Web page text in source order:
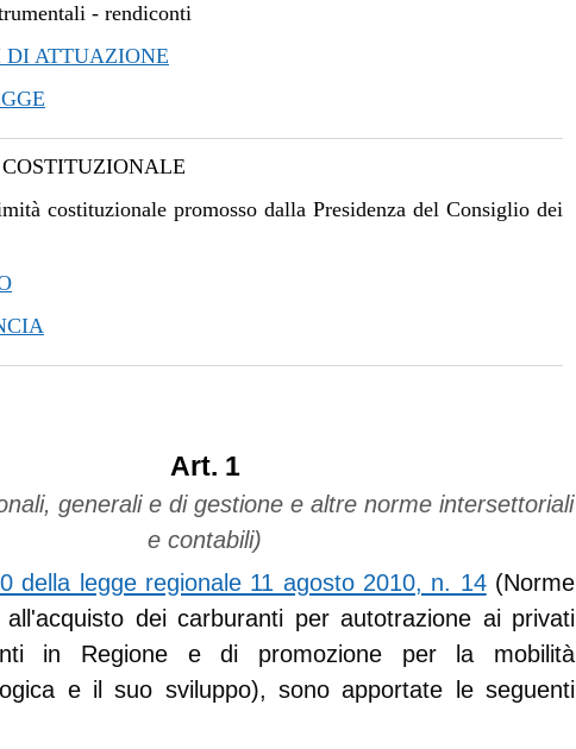
- rendiconti
ATTUAZIONE
costituzionale promosso dalla Presidenza del Consiglio dei
Art. 1
generali e di gestione e altre norme intersettoriali
e contabili)
della legge regionale 11 agosto 2010, n. 14(Norme
dei carburanti per autotrazione ai privati
in Regione e di promozione per la mobilità
e il suo sviluppo), sono apportate le seguenti